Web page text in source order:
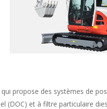
propose des systèmes de
(DOC) et à filtre particulaire